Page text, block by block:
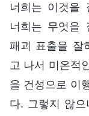
너희는 이것을
너희는 무엇을
패괴 표출을 잘
고 나서 미온적
을 건성으로 이
다. 그렇지 않